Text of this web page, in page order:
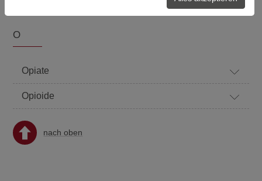
O
Opiate
Opioide
nach oben